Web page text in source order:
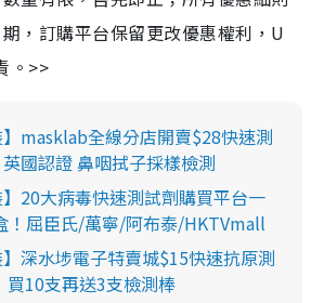
，訂購平台保留更改優惠權利，U
。>>
】masklab全線分店開賣$28快速測
國認證 鼻咽拭子採樣檢測
】20大病毒快速測試劑購買平台一
！屈臣氏/萬寧/阿布泰/HKTVmall
】深水埗電子特賣城$15快速抗原測
買10支再送3支檢測棒